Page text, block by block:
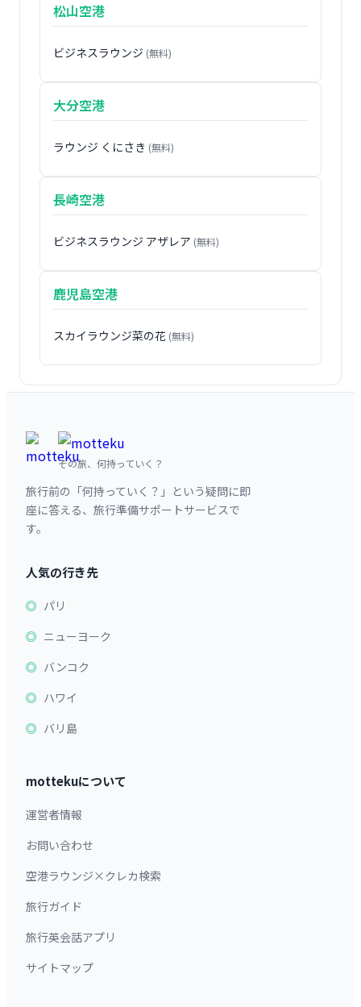
松山空港
ビジネスラウンジ (無料)
大分空港
ラウンジ くにさき (無料)
長崎空港
ビジネスラウンジ アザレア (無料)
鹿児島空港
スカイラウンジ菜の花 (無料)
その旅、何持っていく？
旅行前の「何持っていく？」という疑問に即
座に答える、旅行準備サポートサービスで
す。
人気の行き先
パリ
ニューヨーク
バンコク
ハワイ
バリ島
mottekuについて
運営者情報
お問い合わせ
空港ラウンジ×クレカ検索
旅行ガイド
旅行英会話アプリ
サイトマップ